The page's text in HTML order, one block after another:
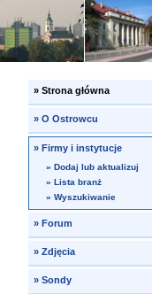
» Strona główna
» O Ostrowcu
»Firmy i instytucje
» Dodaj lub aktualizuj
» Lista branż
» Wyszukiwanie
» Forum
» Zdjęcia
» Sondy